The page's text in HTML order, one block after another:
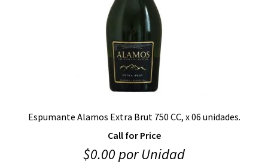
Espumante Alamos Extra Brut 750 CC, x 06 unidades.
Call for Price
$0.00por Unidad